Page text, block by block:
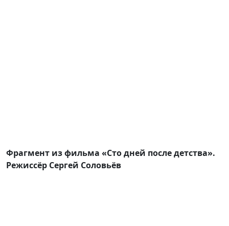
Фрагмент из фильма «Сто дней после детства».
Режиссёр Сергей Соловьёв